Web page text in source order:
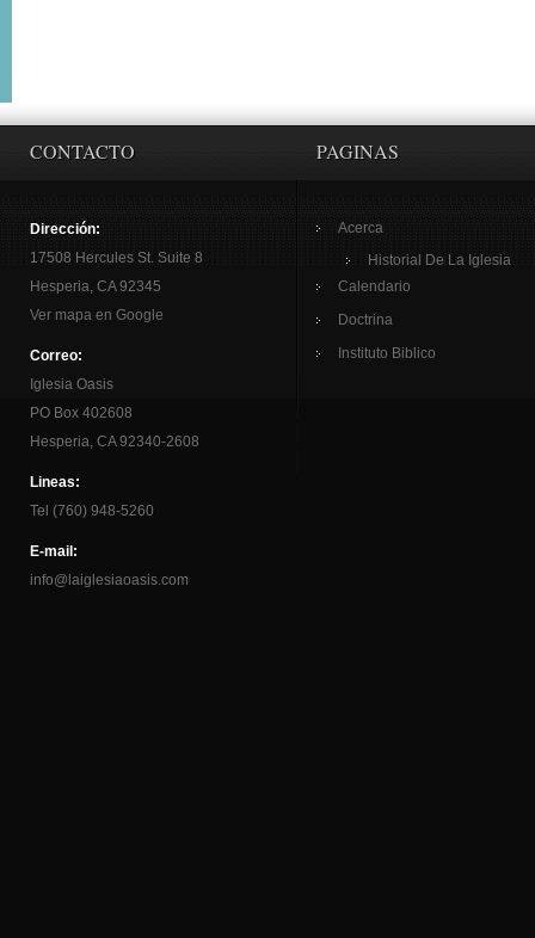
CONTACTO
Dirección:
17508 Hercules St. Suite 8
Hesperia, CA 92345
Ver mapa en Google
Correo:
Iglesia Oasis
PO Box 402608
Hesperia, CA 92340-2608
Lineas:
Tel (760) 948-5260
E-mail:
info@laiglesiaoasis.com
PAGINAS
Acerca
Historial De La Iglesia
Calendario
Doctrina
Instituto Biblico